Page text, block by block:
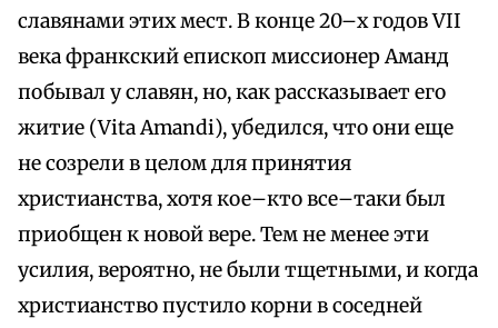
славянами этих мест. В конце 20–х годов VII
века франкский епископ миссионер Аманд
побывал у славян, но, как рассказывает его
житие (Vita Amandi), убедился, что они еще
не созрели в целом для принятия
христианства, хотя кое–кто все–таки был
приобщен к новой вере. Тем не менее эти
усилия, вероятно, не были тщетными, и когда
христианство пустило корни в соседней